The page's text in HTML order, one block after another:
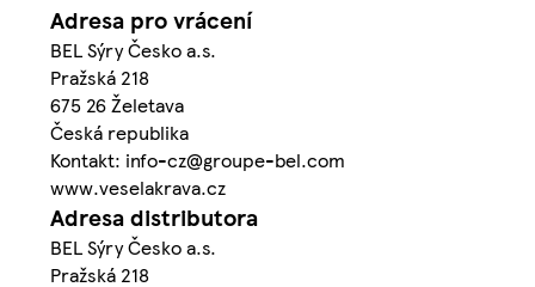
Adresa pro vrácení
BEL Sýry Česko a.s.
Pražská 218
675 26 Želetava
Česká republika
Kontakt: info-cz@groupe-bel.com
www.veselakrava.cz
Adresa distributora
BEL Sýry Česko a.s.
Pražská 218